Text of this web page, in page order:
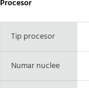
Procesor
Tip procesor
Numar nuclee